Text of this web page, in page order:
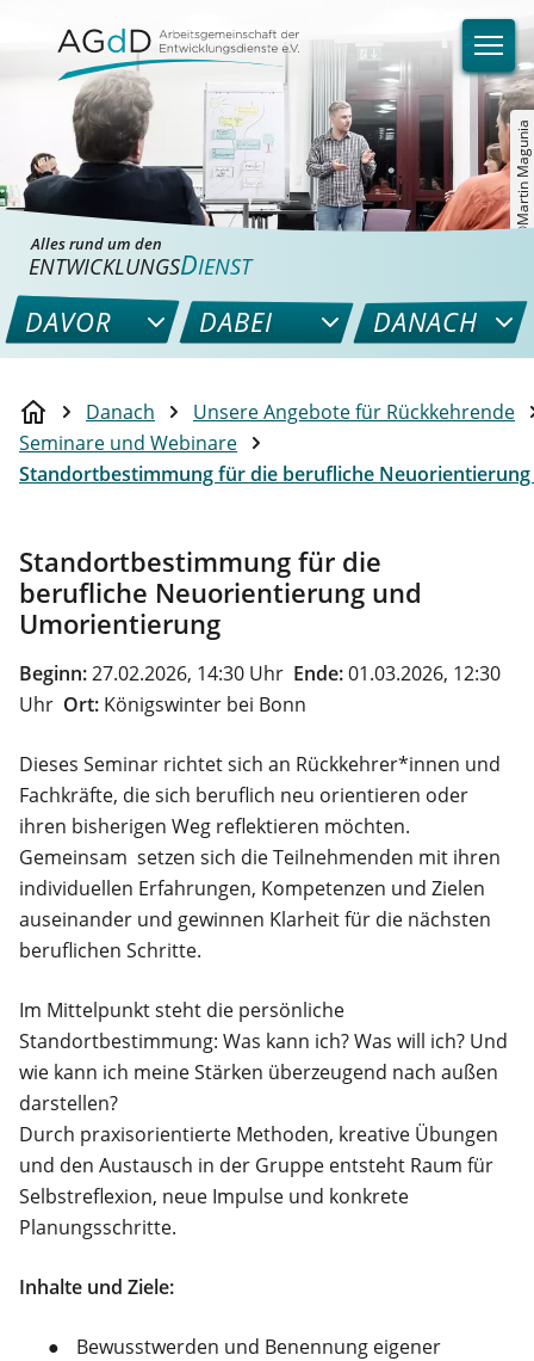
©Martin Magunia
Alles rund um den
ENTWICKLUNGSDIENST
DAVOR DABEI DANACH
Danach
Unsere Angebote für Rückkehrende
Seminare und Webinare
Standortbestimmung für die berufliche
Standortbestimmung für die
berufliche Neuorientierung und
Umorientierung
Beginn:27.02.2026, 14:30 Uhr Ende:01.03.2026, 12:30
Uhr Ort: Königswinter bei Bonn
Dieses Seminar richtet sich an Rückkehrer*innen und
Fachkräfte, die sich beruflich neu orientieren oder
ihren bisherigen Weg reflektieren möchten.
Gemeinsam setzen sich die Teilnehmenden mit ihren
individuellen Erfahrungen, Kompetenzen und Zielen
auseinander und gewinnen Klarheit für die nächsten
beruflichen Schritte.
Im Mittelpunkt steht die persönliche
Standortbestimmung: Was kann ich? Was will ich? Und
wie kann ich meine Stärken überzeugend nach außen
darstellen?
Durch praxisorientierte Methoden, kreative Übungen
und den Austausch in der Gruppe entsteht Raum für
Selbstreflexion, neue Impulse und konkrete
Planungsschritte.
Inhalte und Ziele:
Bewusstwerden und Benennung eigener